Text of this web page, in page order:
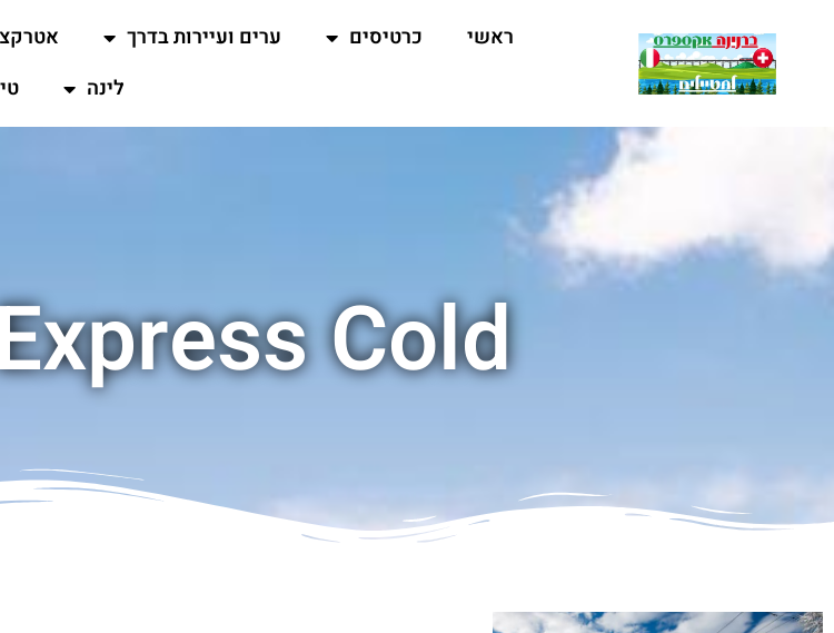
ראשי כרטיסים ערים ועיירות בדרך
לינה
Cold